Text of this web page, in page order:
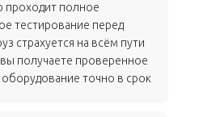
проходит полное
тестирование перед
страхуется на всём пути
получаете проверенное
точно в срок